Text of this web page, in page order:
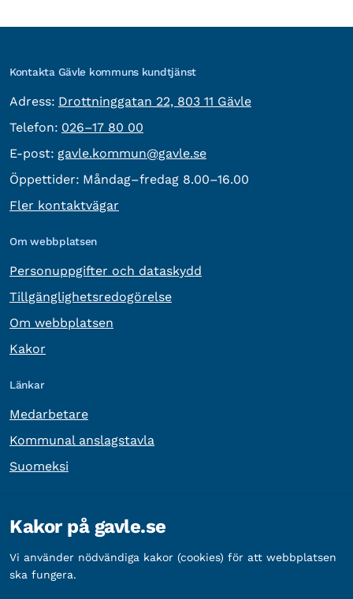
Kontakta Gävle kommuns kundtjänst
Adress: besöksadress:
Drottninggatan 22, 803 11 Gävle
Telefon: Telefon:
026–17 80 00
E-post: E-post:
gavle.kommun@gavle.se
Öppettider: Måndag–fredag 8.00–16.00
Fler kontaktvägar
Om webbplatsen
Personuppgifter och dataskydd
Tillgänglighetsredogörelse
Om webbplatsen
Kakor
Länkar
Medarbetare
Kommunal anslagstavla
Suomeksi
Organisationsnummer:
212000-2338
Bankgironummer: 5888-2333
Kakor på gavle.se
Vi använder nödvändiga kakor (cookies) för att webbplatsen
ska fungera.